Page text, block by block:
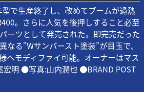
型で生産終了し、改めてブームが過熱
。さらに人気を後押しすること必至
ーツとして発売された。即完売だった
なる”Wサンバースト塗装”が目玉で、
へモディファイ可能。オーナーはマス
宏明 ●写真:山内潤也 ●BRAND POST